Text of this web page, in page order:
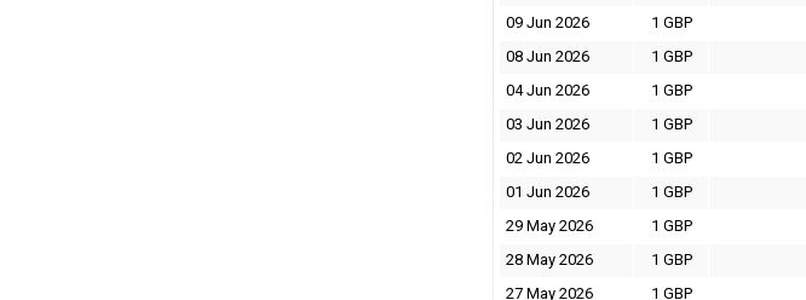
09 Jun 2026
1 GBP
08 Jun 2026
1 GBP
04 Jun 2026
1 GBP
03 Jun 2026
1 GBP
02 Jun 2026
1 GBP
01 Jun 2026
1 GBP
29 May 2026
1 GBP
28 May 2026
1 GBP
27 May 2026
1 GBP